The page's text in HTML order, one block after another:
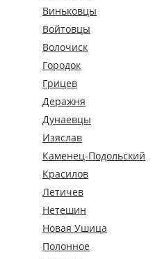
Виньковцы
Войтовцы
Волочиск
Городок
Грицев
Деражня
Дунаевцы
Изяслав
Каменец-Подольский
Красилов
Летичев
Нетешин
Новая Ушица
Полонное